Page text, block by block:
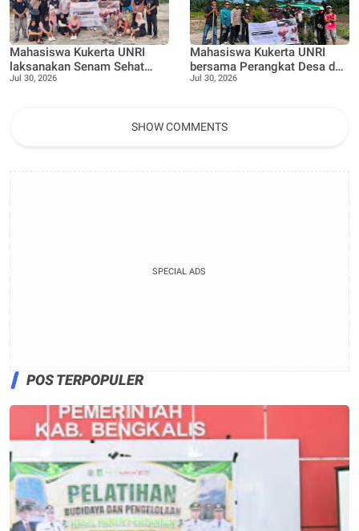
Mahasiswa Kukerta UNRI
laksanakan Senam Sehat
bersama Ibu ibu dan Remaja
Jul 30, 2026
Mahasiswa Kukerta UNRI
bersama Perangkat Desa dan
Bhabinkamtibmas
dan Tanaman buah Jeruk
Jul 30, 2026
SHOW COMMENTS
SPECIAL ADS
POS TERPOPULER